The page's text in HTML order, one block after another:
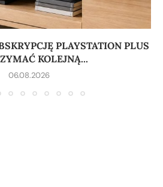
PLAYSTATION PLUS
KOLEJNĄ...
06.08.2026